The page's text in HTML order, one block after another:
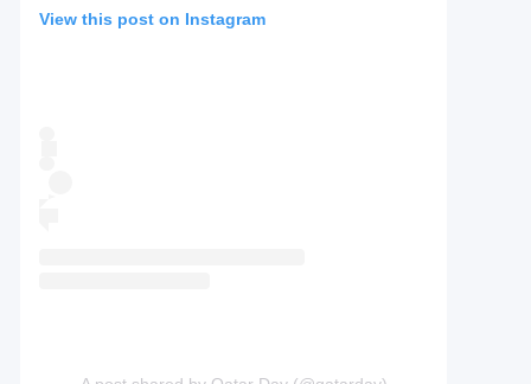
View this post on Instagram